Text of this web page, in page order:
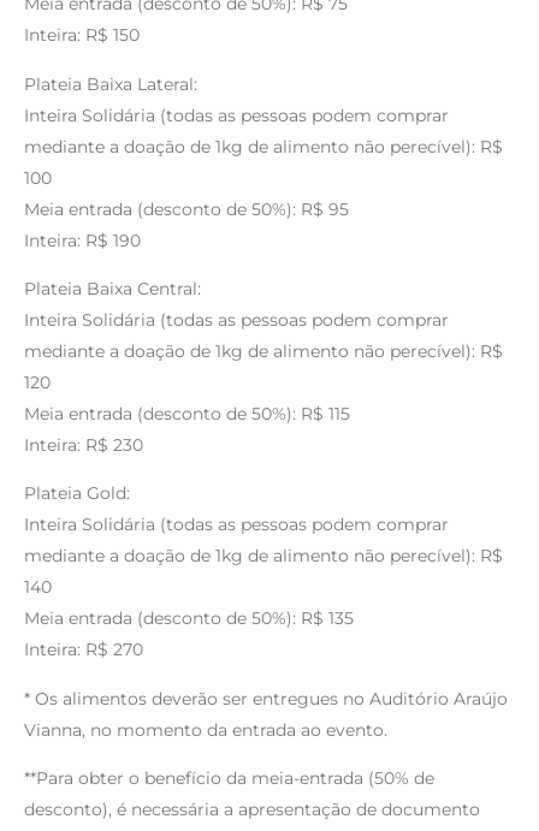
Inteira: R$ 150
Plateia Baixa Lateral:
Inteira Solidária (todas as pessoas podem comprar
mediante a doação de 1kg de alimento não perecível): R$
100
Meia entrada (desconto de 50%): R$ 95
Inteira: R$ 190
Plateia Baixa Central:
Inteira Solidária (todas as pessoas podem comprar
mediante a doação de 1kg de alimento não perecível): R$
120
Meia entrada (desconto de 50%): R$ 115
Inteira: R$ 230
Plateia Gold:
Inteira Solidária (todas as pessoas podem comprar
mediante a doação de 1kg de alimento não perecível): R$
140
Meia entrada (desconto de 50%): R$ 135
Inteira: R$ 270
* Os alimentos deverão ser entregues no Auditório Araújo
Vianna, no momento da entrada ao evento.
**Para obter o benefício da meia-entrada (50% de
desconto), é necessária a apresentação de documento